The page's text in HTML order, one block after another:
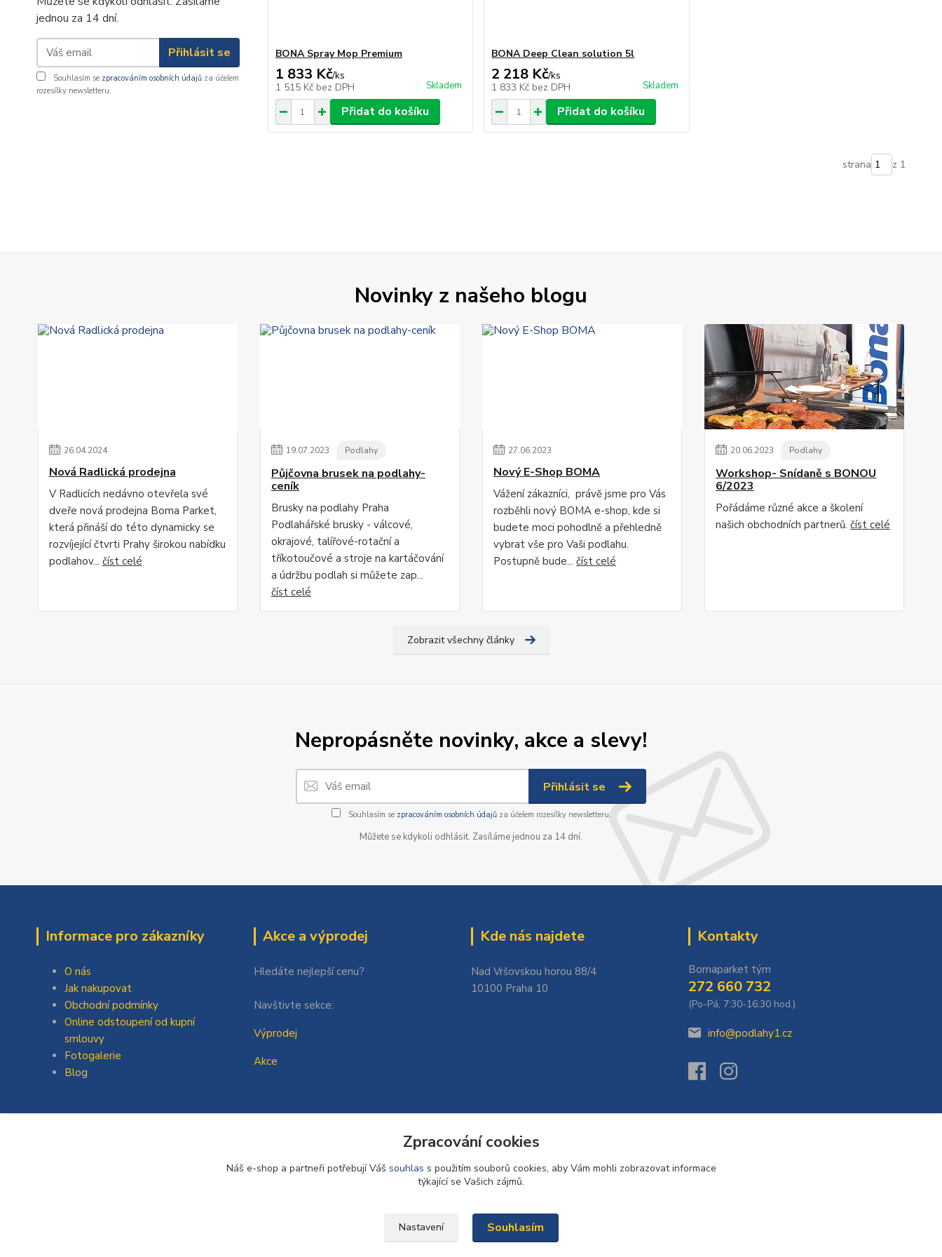
jednou za 14 dní.
Přihlásit se
Souhlasím se zpracováním osobních údajů za účelem
rozesílky newsletteru.
BONA Spray Mop Premium
1 833 Kč/ks
1 515 Kč bez DPH Skladem
Přidat do košíku
BONA Deep Clean solution 5l
2 218 Kč/ks
1 833 Kč bez DPH Skladem
Přidat do košíku
strana z 1
Novinky z našeho blogu
26.04.2024
Nová Radlická prodejna
V Radlicích nedávno otevřela své
dveře nová prodejna Boma Parket,
která přináší do této dynamicky se
rozvíjející čtvrti Prahy širokou nabídku
podlahov... číst celé
19.07.2023 Podlahy
Půjčovna brusek na podlahy-
ceník
Brusky na podlahy Praha
Podlahářské brusky - válcové,
okrajové, talířové-rotační a
tříkotoučové a stroje na kartáčování
a údržbu podlah si můžete zap...
číst celé
27.06.2023
Nový E-Shop BOMA
Vážení zákazníci, právě jsme pro Vás
rozběhli nový BOMA e-shop, kde si
budete moci pohodlně a přehledně
vybrat vše pro Vaši podlahu.
Postupně bude... číst celé
20.06.2023 Podlahy
Workshop- Snídaně s BONOU
6/2023
Pořádáme různé akce a školení
našich obchodních partnerů.číst celé
Zobrazit všechny články
Nepropásněte novinky, akce a slevy!
Přihlásit se
Souhlasím se zpracováním osobních údajůza účelem rozesílky newsletteru.
Můžete se kdykoli odhlásit. Zasíláme jednou za 14 dní.
Informace pro zákazníky
O nás
Jak nakupovat
Obchodní podmínky
Online odstoupení od kupní
smlouvy
Fotogalerie
Blog
Akce a výprodej
Hledáte nejlepší cenu?
Navštivte sekce:
Výprodej
Akce
Kde nás najdete
Nad Vršovskou horou 88/4
10100 Praha 10
Kontakty
Bomaparket tým
272 660 732
(Po-Pá, 7:30-16:30 hod.)
info@podlahy1.cz
Zpracování cookies
Náš e-shop a partneři potřebují Váš souhlas s použitím souborů cookies, aby Vám mohli zobrazovat informace
týkající se Vašich zájmů.
Nastavení Souhlasím